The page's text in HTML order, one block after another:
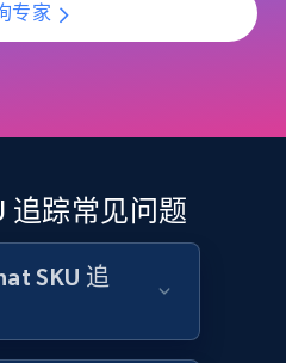
Model number,
name, Manufacturer,
专家
追踪常见问题
SKU 追